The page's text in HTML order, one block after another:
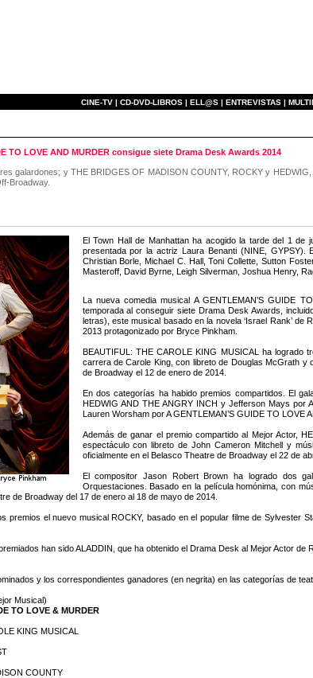
CINE-TV | CD-DVD-LIBROS | ELL@S | ENTREVISTAS |
TO LOVE AND MURDER consigue siete Drama Desk Awards 2014
galardones; y THE BRIDGES OF MADISON COUNTY, ROCKY y
Broadway.
El Town Hall de Manhattan ha acogido la tarde del 1 de
presentada por la actriz Laura Benanti (NINE,
Christian Borle, Michael C. Hall, Toni Collette, Sutton
Masteroff, David Byrne, Leigh Silverman, Joshua Henry,
La nueva comedia musical A GENTLEMAN’S GUIDE
temporada al conseguir siete Drama Desk Awards,
letras), este musical basado en la novela ‘Israel Rank’
2013 protagonizado por Bryce Pinkham.
BEAUTIFUL: THE CAROLE KING MUSICAL ha logrado
carrera de Carole King, con libreto de Douglas McGrath y
de Broadway el 12 de enero de 2014.
En dos categorías ha habido premios compartidos. El
HEDWIG AND THE ANGRY INCH y Jefferson Mays por
Lauren Worsham por A GENTLEMAN’S GUIDE TO LOVE
Además de ganar el premio compartido al Mejor Actor,
espectáculo con libreto de John Cameron Mitchell y
oficialmente en el Belasco Theatre de Broadway el 22 de
El compositor Jason Robert Brown ha logrado dos
Orquestaciones. Basado en la película homónima, con
de Broadway del 17 de enero al 18 de mayo de 2014.
premios el nuevo musical ROCKY, basado en el popular filme de Sylvester
han sido ALADDIN, que ha obtenido el Drama Desk al Mejor Actor
y los correspondientes ganadores (en negrita) en las categorías de
Musical)
TO LOVE & MURDER
KING MUSICAL
COUNTY